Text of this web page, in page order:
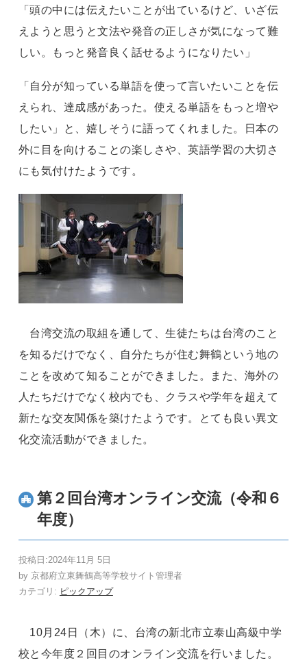
「頭の中には伝えたいことが出ているけど、いざ伝
えようと思うと文法や発音の正しさが気になって難
しい。もっと発音良く話せるようになりたい」
「自分が知っている単語を使って言いたいことを伝
えられ、達成感があった。使える単語をもっと増や
したい」と、嬉しそうに語ってくれました。日本の
外に目を向けることの楽しさや、英語学習の大切さ
にも気付けたようです。
台湾交流の取組を通して、生徒たちは台湾のこと
を知るだけでなく、自分たちが住む舞鶴という地の
ことを改めて知ることができました。また、海外の
人たちだけでなく校内でも、クラスや学年を超えて
新たな交友関係を築けたようです。とても良い異文
化交流活動ができました。
第２回台湾オンライン交流（令和６
年度）
投稿日:2024年11月 5日
by 京都府立東舞鶴高等学校サイト管理者
カテゴリ: ピックアップ
10月 24 日（木）に、台湾の新北市立泰山高級中学
校と今年度２回目のオンライン交流を行いました。